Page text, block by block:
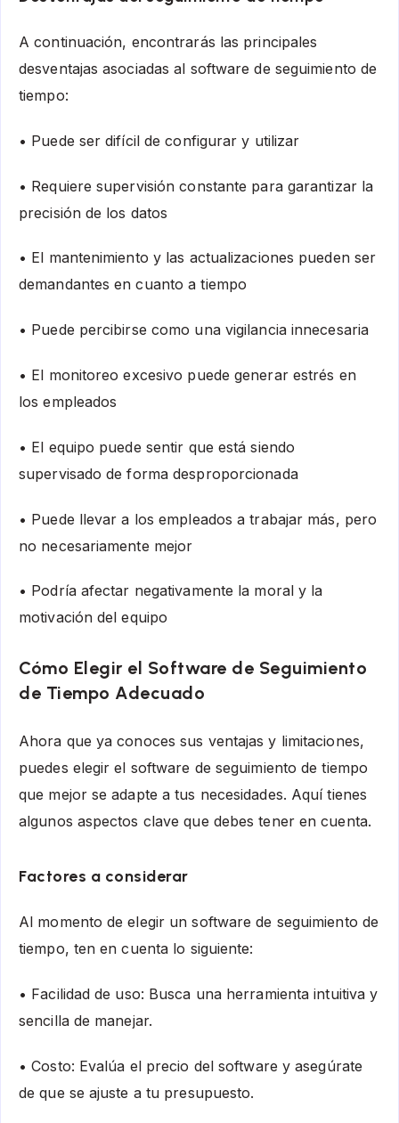
A continuación, encontrarás las principales
desventajas asociadas al software de seguimiento de
tiempo:
• Puede ser difícil de configurar y utilizar
• Requiere supervisión constante para garantizar la
precisión de los datos
• El mantenimiento y las actualizaciones pueden ser
demandantes en cuanto a tiempo
• Puede percibirse como una vigilancia innecesaria
• El monitoreo excesivo puede generar estrés en
los empleados
• El equipo puede sentir que está siendo
supervisado de forma desproporcionada
• Puede llevar a los empleados a trabajar más, pero
no necesariamente mejor
• Podría afectar negativamente la moral y la
motivación del equipo
Cómo Elegir el Software de Seguimiento
de Tiempo Adecuado
Ahora que ya conoces sus ventajas y limitaciones,
puedes elegir el software de seguimiento de tiempo
que mejor se adapte a tus necesidades. Aquí tienes
algunos aspectos clave que debes tener en cuenta.
Factores a considerar
Al momento de elegir un software de seguimiento de
tiempo, ten en cuenta lo siguiente:
• Facilidad de uso: Busca una herramienta intuitiva y
sencilla de manejar.
• Costo: Evalúa el precio del software y asegúrate
de que se ajuste a tu presupuesto.